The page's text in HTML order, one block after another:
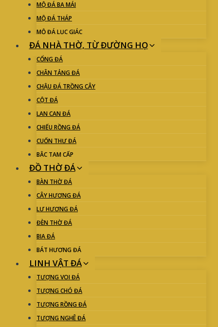
MỘ ĐÁ BA MÁI
MỘ ĐÁ THÁP
MỘ ĐÁ LỤC GIÁC
ĐÁ NHÀ THỜ, TỪ ĐƯỜNG HỌ
CỔNG ĐÁ
CHÂN TẢNG ĐÁ
CHẬU ĐÁ TRỒNG CÂY
CỘT ĐÁ
LAN CAN ĐÁ
CHIẾU RỒNG ĐÁ
CUỐN THƯ ĐÁ
BẬC TAM CẤP
ĐỒ THỜ ĐÁ
BÀN THỜ ĐÁ
CÂY HƯƠNG ĐÁ
LƯ HƯƠNG ĐÁ
ĐÈN THỜ ĐÁ
BIA ĐÁ
BÁT HƯƠNG ĐÁ
LINH VẬT ĐÁ
TƯỢNG VOI ĐÁ
TƯỢNG CHÓ ĐÁ
TƯỢNG RỒNG ĐÁ
TƯỢNG NGHÊ ĐÁ